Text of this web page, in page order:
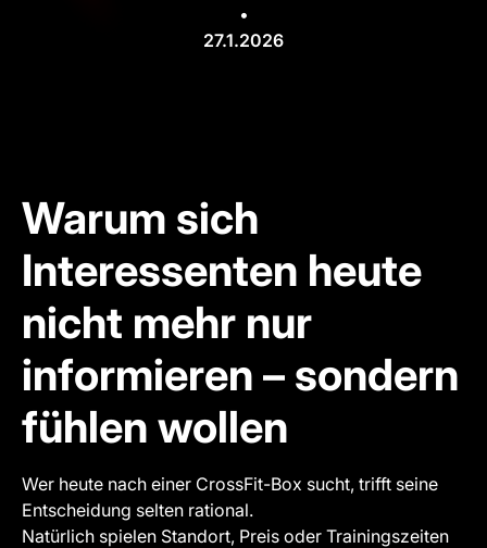
•
27.1.2026
Warum sich
Interessenten heute
nicht mehr nur
informieren – sondern
fühlen wollen
Wer heute nach einer CrossFit-Box sucht, trifft seine
Entscheidung selten rational.
Natürlich spielen Standort, Preis oder Trainingszeiten